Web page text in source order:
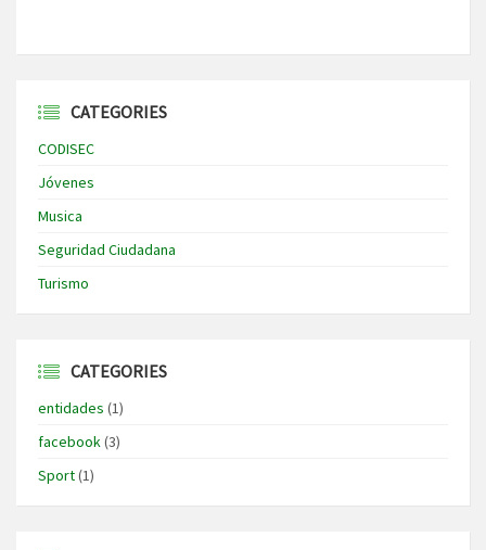
CATEGORIES
CODISEC
Jóvenes
Musica
Seguridad Ciudadana
Turismo
CATEGORIES
entidades (1)
facebook(3)
Sport(1)